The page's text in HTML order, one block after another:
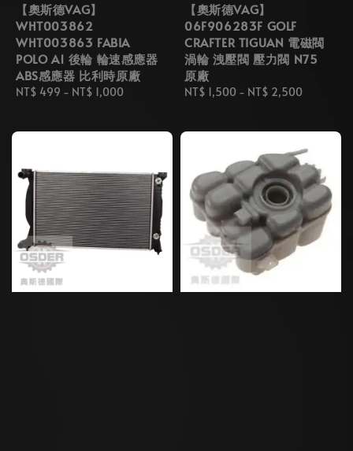
【奧斯德VAG】
WHT003862
WHT003863 FABIA
POLO A1 後輪 輪速感應器
ABS感應器 比利時原廠
Regular
NT$ 499 - NT$ 1,000
【奧斯德VAG】
06F906283F GOLF
CRAFTER TIGUAN 電磁閥
渦輪 洩壓閥 壓力閥 N75
原廠
Regular
NT$ 1,500 - NT$ 2,500